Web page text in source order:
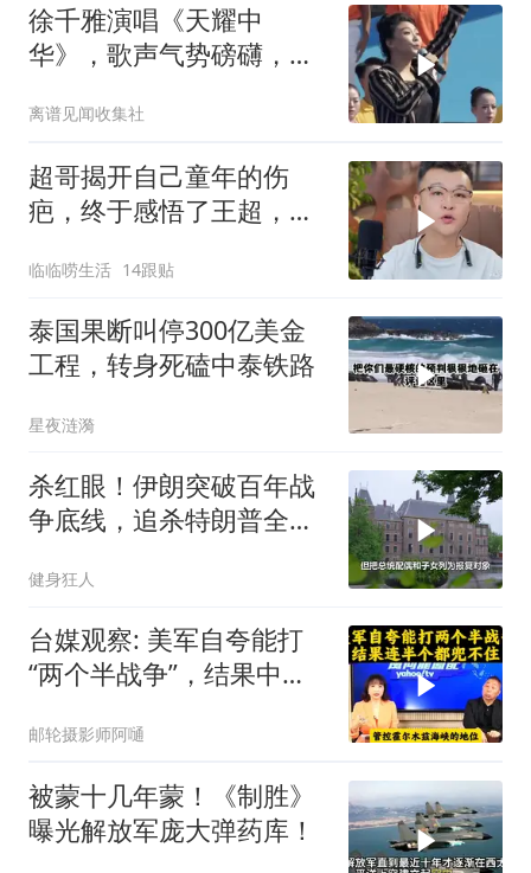
徐千雅演唱《天耀中
华》，歌声气势磅礴，唱
离谱见闻收集社
超哥揭开自己童年的伤
疤，终于感悟了王超，他
临临唠生活 14跟贴
泰国果断叫停300亿美金
工程，转身死磕中泰铁路
星夜涟漪
杀红眼！伊朗突破百年战
争底线，追杀特朗普全
健身狂人
台媒观察: 美军自夸能打
“两个半战争”，结果中东
邮轮摄影师阿嗵
被蒙十几年蒙！《制胜》
曝光解放军庞大弹药库！